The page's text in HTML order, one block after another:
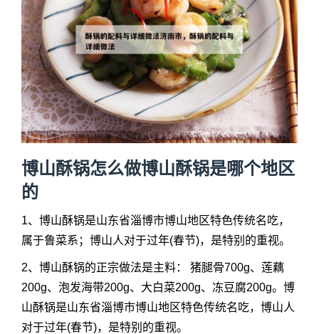
博山酥锅怎么做博山酥锅是哪个地区
的
1、博山酥锅是山东省淄博市博山地区特色传统名吃，
属于鲁菜系；博山人对于过年(春节)，是特别的重视。
2、博山酥锅的正宗做法是主料： 猪腿骨700g、莲藕
200g、泡发海带200g、大白菜200g、冻豆腐200g。博
山酥锅是山东省淄博市博山地区特色传统名吃，博山人
对于过年(春节)，是特别的重视。